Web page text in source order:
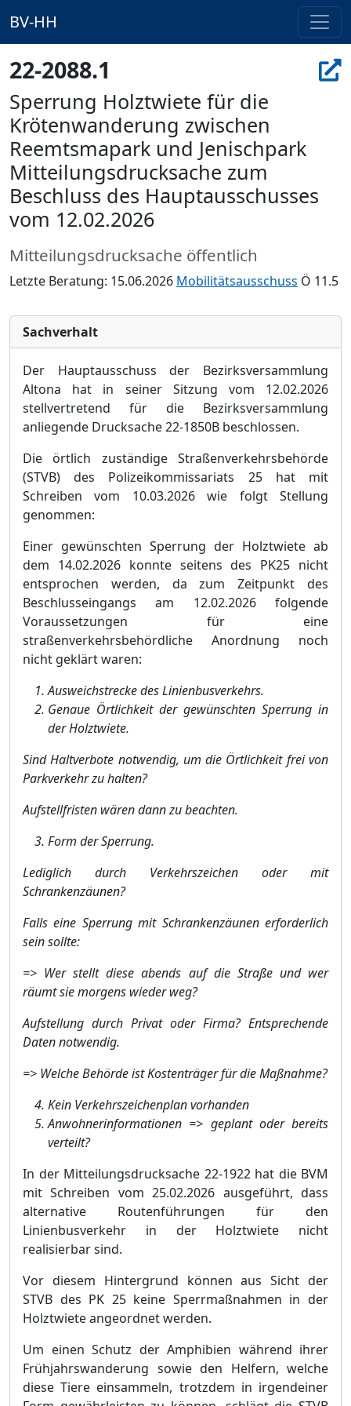
BV-HH
22-2088.1
Sperrung Holztwiete für die
Krötenwanderung zwischen
Reemtsmapark und Jenischpark
Mitteilungsdrucksache zum
Beschluss des Hauptausschusses
vom 12.02.2026
Mitteilungsdrucksache öffentlich
Letzte Beratung: 15.06.2026 Mobilitätsausschuss Ö 11.5
Sachverhalt
Der Hauptausschuss der Bezirksversammlung
Altona hat in seiner Sitzung vom 12.02.2026
stellvertretend für die Bezirksversammlung
anliegende Drucksache 22-1850B beschlossen.
Die örtlich zuständige Straßenverkehrsbehörde
(STVB) des Polizeikommissariats 25 hat mit
Schreiben vom 10.03.2026 wie folgt Stellung
genommen:
Einer gewünschten Sperrung der Holztwiete ab
dem 14.02.2026 konnte seitens des PK25 nicht
entsprochen werden, da zum Zeitpunkt des
Beschlusseingangs am 12.02.2026 folgende
Voraussetzungen für eine
straßenverkehrsbehördliche Anordnung noch
nicht geklärt waren:
Ausweichstrecke des Linienbusverkehrs.
Genaue Örtlichkeit der gewünschten Sperrung in
der Holztwiete.
Sind Haltverbote notwendig, um die Örtlichkeit frei von
Parkverkehr zuhalten?
Aufstellfristen wären dann zu beachten.
Form der Sperrung.
Lediglich durch Verkehrszeichen oder mit
Schrankenzäunen?
Falls eine Sperrung mit Schrankenzäunen erforderlich
sein sollte:
=> Wer stellt diese abends auf die Straße und wer
räumt sie morgens wieder weg?
Aufstellung durch Privat oder Firma? Entsprechende
Daten notwendig.
=> Welche Behörde ist Kostenträger für die Maßnahme?
Kein Verkehrszeichenplan vorhanden
Anwohnerinformationen => geplant oder bereits
verteilt?
In der Mitteilungsdrucksache 22-1922 hat die BVM
mit Schreiben vom 25.02.2026 ausgeführt, dass
alternative Routenführungen für den
Linienbusverkehr in der Holztwiete nicht
realisierbar sind.
Vor diesem Hintergrund können aus Sicht der
STVB des PK 25 keine Sperrmaßnahmen in der
Holztwiete angeordnet werden.
Um einen Schutz der Amphibien während ihrer
Frühjahrswanderung sowie den Helfern, welche
diese Tiere einsammeln, trotzdem in irgendeiner